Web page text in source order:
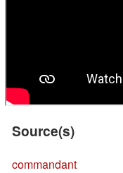
Source(s)
commandant